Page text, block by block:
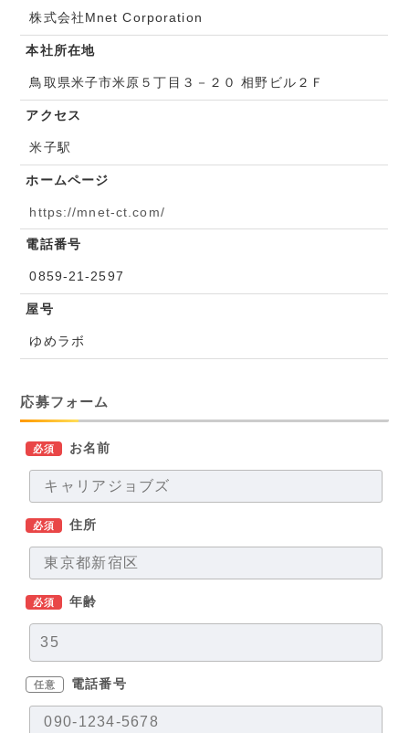
株式会社Mnet Corporation
本社所在地
鳥取県米子市米原５丁目３－２０ 相野ビル２Ｆ
アクセス
米子駅
ホームページ
https://mnet-ct.com/
電話番号
0859-21-2597
屋号
ゆめラボ
応募フォーム
必須 お名前
必須 住所
必須 年齢
任意 電話番号